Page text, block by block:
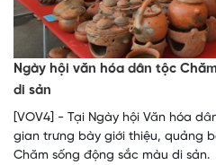
Ngày hội văn hóa dân tộc
di sản
[VOV4] - Tại Ngày hội Văn hóa
gian trưng bày giới thiệu, quảng
Chăm sống động sắc màu di sản.